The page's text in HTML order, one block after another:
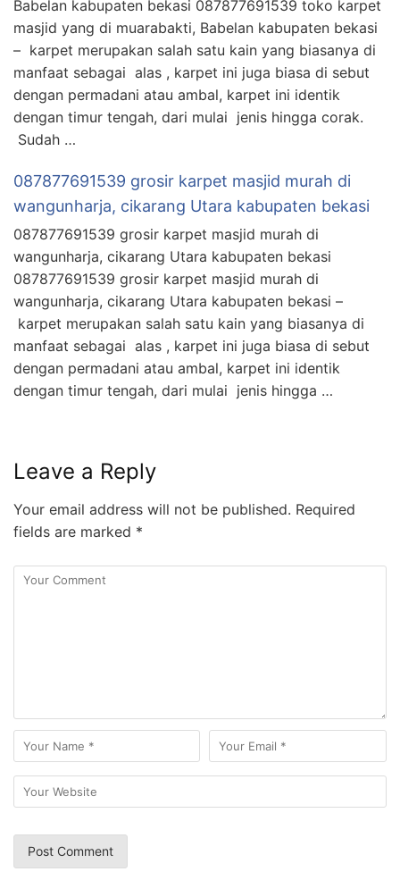
Babelan kabupaten bekasi 087877691539 toko karpet
masjid yang di muarabakti, Babelan kabupaten bekasi
– karpet merupakan salah satu kain yang biasanya di
manfaat sebagai alas , karpet ini juga biasa di sebut
dengan permadani atau ambal, karpet ini identik
dengan timur tengah, dari mulai jenis hingga corak.
Sudah …
087877691539 grosir karpet masjid murah di
wangunharja, cikarang Utara kabupaten bekasi
087877691539 grosir karpet masjid murah di
wangunharja, cikarang Utara kabupaten bekasi
087877691539 grosir karpet masjid murah di
wangunharja, cikarang Utara kabupaten bekasi –
karpet merupakan salah satu kain yang biasanya di
manfaat sebagai alas , karpet ini juga biasa di sebut
dengan permadani atau ambal, karpet ini identik
dengan timur tengah, dari mulai jenis hingga …
Leave a Reply
Your email address will not be published. Required
fields are marked *